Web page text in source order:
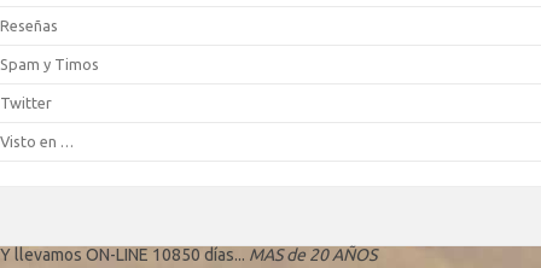
Reseñas
Spam y Timos
Twitter
Visto en …
Y llevamos ON-LINE 10850 días... MAS de 20 AÑOS